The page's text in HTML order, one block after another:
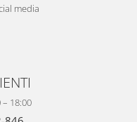
media
18:00